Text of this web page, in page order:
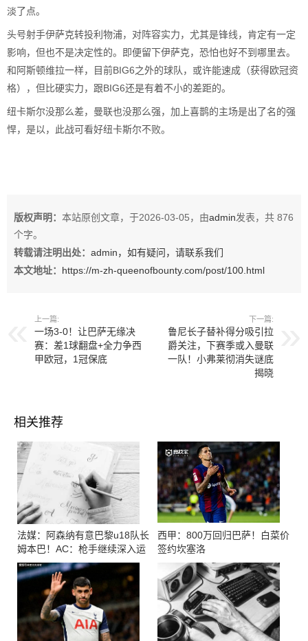
淡了点。
头号射手伊萨克转投利物浦，对阵容实力，尤其是锋线，肯定有一定
影响，但也不是决定性的。即便留下伊萨克，恐怕也好不到哪里去。
和阿斯顿维拉一样，目前BIG6之外的球队，或许能速成（获得欧冠资
格），但比硬实力，跟BIG6还是有着不小的差距的。
纽卡斯尔没那么差，曼联也没那么强，加上喜鹊的主场是出了名的强
悍，是以，此战可看好纽卡斯尔不败。
版权声明： 本站原创文章，于2026-03-05，由admin发表，共 876
个字。
转载请注明出处： admin，如有疑问，请联系我们
本文地址： https://m-zh-queenofbounty.com/post/100.html
上一篇:
一场3-0！让巴萨无缘决
赛：差1球翻盘+全力争西
甲欧冠，1冠保底
下一篇:
鲁尼长子替补得分吸引拉
爵关注，下赛季或入曼联
一队！小弗莱彻消失谜底
揭晓
相关推荐
法媒：阿森纳有意巴黎u18队长
姆本巴！AC：枪手继续深入运
作蒙加
西甲：800万回归巴萨！白菜价
签约坎塞洛